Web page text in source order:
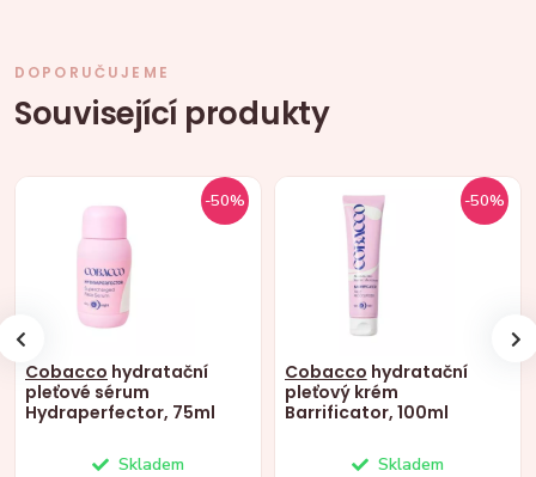
DOPORUČUJEME
Související produkty
-50%
Cobacco hydratační
pleťové sérum
Hydraperfector, 75ml
Skladem
-50%
Cobacco hydratační
pleťový krém
Barrificator, 100ml
Skladem